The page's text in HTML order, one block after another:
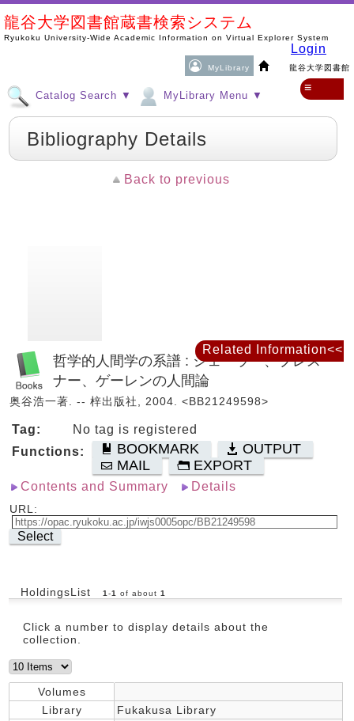
龍谷大学図書館蔵書検索システム
Ryukoku University-Wide Academic Information on Virtual Explorer System
MyLibrary 龍谷大学図書館
Login
Catalog Search ▼ MyLibrary Menu ▼
≡
Bibliography Details
Back to previous
哲学的人間学の系譜 : シェーラー、プレス
ナー、ゲーレンの人間論
奥谷浩一著. -- 梓出版社, 2004. <BB21249598>
Tag:
No tag is registered
Functions:
BOOKMARK
OUTPUT
MAIL
EXPORT
Contents and Summary Details
URL:
Select
HoldingsList 1 -1 of about 1
Click a number to display details about the
collection.
Volumes
Library
Fukakusa Library
Related Information<<